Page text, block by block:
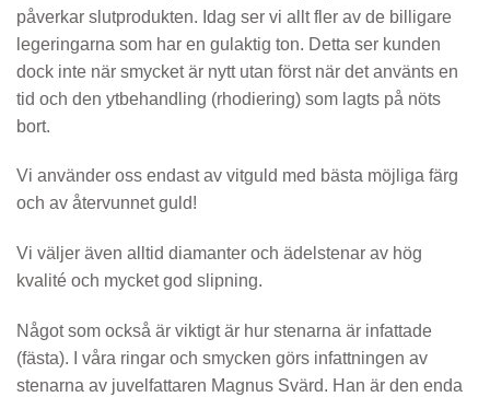
påverkar slutprodukten. Idag ser vi allt fler av de billigare
legeringarna som har en gulaktig ton. Detta ser kunden
dock inte när smycket är nytt utan först när det använts en
tid och den ytbehandling (rhodiering) som lagts på nöts
bort.
Vi använder oss endast av vitguld med bästa möjliga färg
och av återvunnet guld!
Vi väljer även alltid diamanter och ädelstenar av hög
kvalité och mycket god slipning.
Något som också är viktigt är hur stenarna är infattade
(fästa). I våra ringar och smycken görs infattningen av
stenarna av juvelfattaren Magnus Svärd. Han är den enda